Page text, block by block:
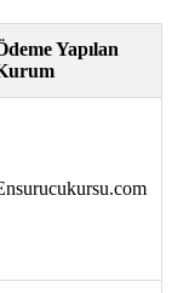
Yapılan